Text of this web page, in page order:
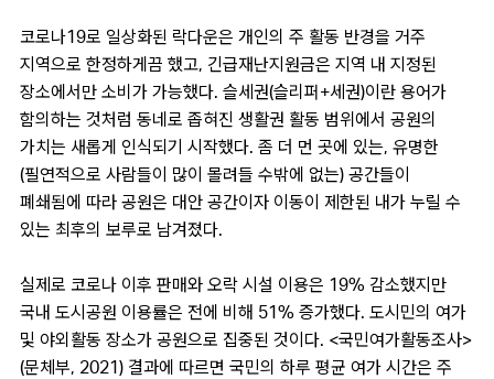
코로나19로 일상화된 락다운은 개인의 주 활동 반경을 거주
지역으로 한정하게끔 했고, 긴급재난지원금은 지역 내 지정된
장소에서만 소비가 가능했다. 슬세권(슬리퍼+세권)이란 용어가
함의하는 것처럼 동네로 좁혀진 생활권 활동 범위에서 공원의
가치는 새롭게 인식되기 시작했다. 좀 더 먼 곳에 있는, 유명한
(필연적으로 사람들이 많이 몰려들 수밖에 없는) 공간들이
폐쇄됨에 따라 공원은 대안 공간이자 이동이 제한된 내가 누릴 수
있는 최후의 보루로 남겨졌다.
실제로 코로나 이후 판매와 오락 시설 이용은 19% 감소했지만
국내 도시공원 이용률은 전에 비해 51% 증가했다. 도시민의 여가
및 야외활동 장소가 공원으로 집중된 것이다. <국민여가활동조사>
(문체부, 2021) 결과에 따르면 국민의 하루 평균 여가 시간은 주